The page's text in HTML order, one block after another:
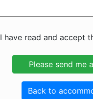
I have read and accept
Back to